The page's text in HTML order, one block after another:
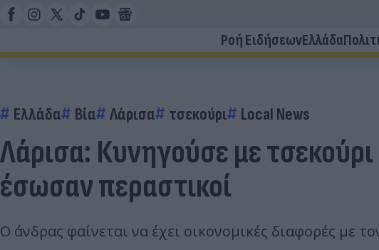
Ροή ΕιδήσεωνΕλλάδα
Ελλάδα Βία Λάρισα τσεκούρι Local News
Λάρισα: Κυνηγούσε με
έσωσαν περαστικοί
Ο άνδρας φαίνεται να έχει οικονομικές διαφορές με